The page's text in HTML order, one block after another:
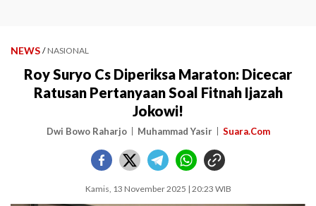
NEWS / NASIONAL
Roy Suryo Cs Diperiksa Maraton: Dicecar
Ratusan Pertanyaan Soal Fitnah Ijazah
Jokowi!
Dwi Bowo Raharjo Muhammad Yasir Suara.Com
Kamis, 13 November 2025 | 20:23 WIB